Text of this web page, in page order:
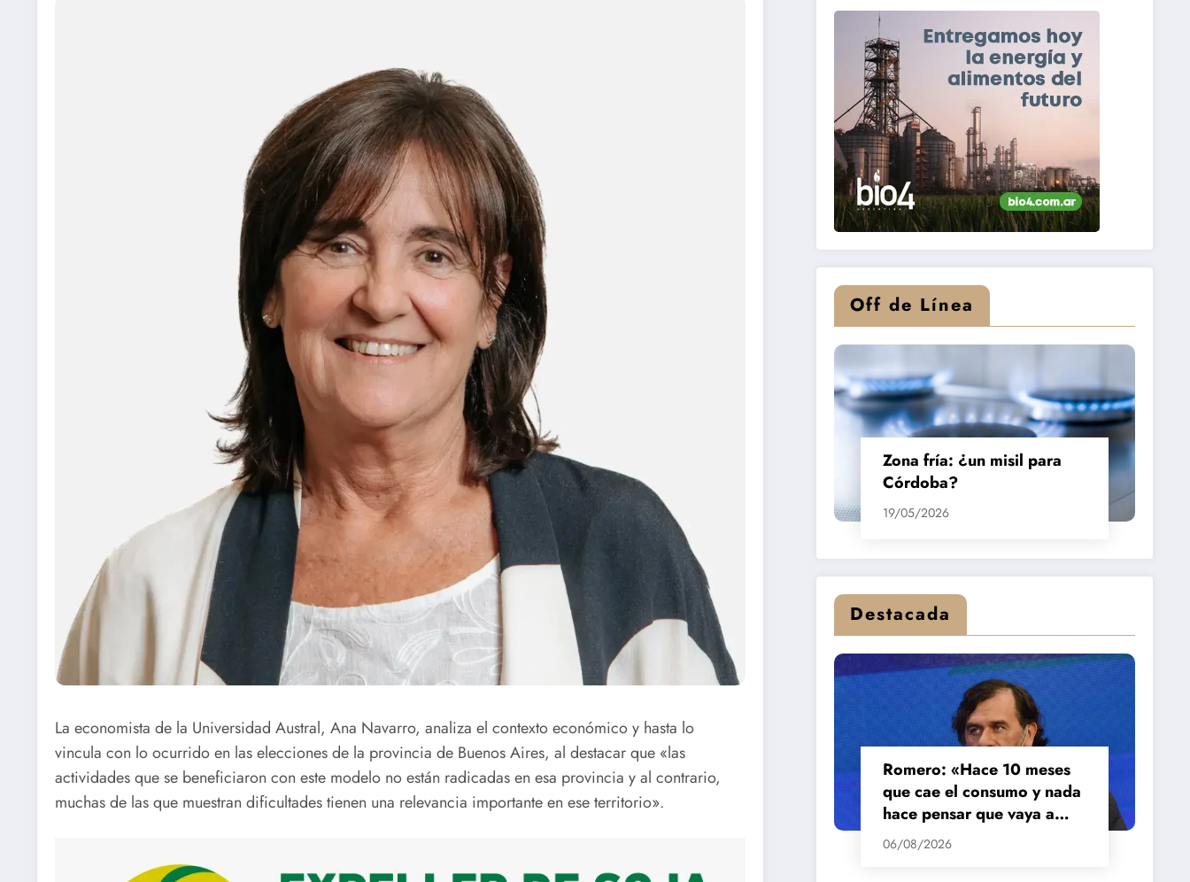
La economista de la Universidad Austral, Ana Navarro, analiza el contexto económico y hasta lo
vincula con lo ocurrido en las elecciones de la provincia de Buenos Aires, al destacar que «las
actividades que se beneficiaron con este modelo no están radicadas en esa provincia y al contrario,
muchas de las que muestran dificultades tienen una relevancia importante en ese territorio».
Off de Línea
Zona fría: ¿un misil para
Córdoba?
19/05/2026
Destacada
Romero: «Hace 10 meses
que cae el consumo y nada
hace pensar que vaya a
repuntar»
06/08/2026